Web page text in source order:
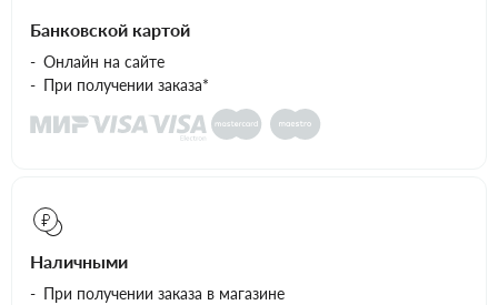
Банковской картой
Онлайн на сайте
При получении заказа*
Наличными
При получении заказа в магазине